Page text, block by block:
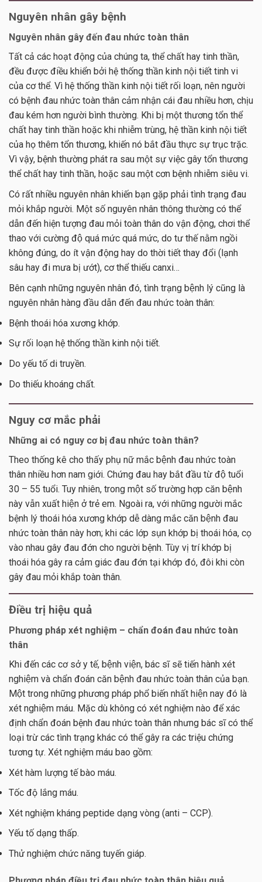
Nguyên nhân gây bệnh
Nguyên nhân gây đến đau nhức toàn thân
Tất cả các hoạt động của chúng ta, thể chất hay tinh thần,
đều được điều khiển bởi hệ thống thần kinh nội tiết tinh vi
của cơ thể. Vì hệ thống thần kinh nội tiết rối loạn, nên người
có bệnh đau nhức toàn thân cảm nhận cái đau nhiều hơn, chịu
đau kém hơn người bình thường. Khi bị một thương tổn thể
chất hay tinh thần hoặc khi nhiễm trùng, hệ thần kinh nội tiết
của họ thêm tổn thương, khiến nó bắt đầu thực sự trục trặc.
Vì vậy, bệnh thường phát ra sau một sự việc gây tổn thương
thể chất hay tinh thần, hoặc sau một cơn bệnh nhiễm siêu vi.
Có rất nhiều nguyên nhân khiến bạn gặp phải tình trạng đau
mỏi khắp người. Một số nguyên nhân thông thường có thể
dẫn đến hiện tượng đau mỏi toàn thân do vận động, chơi thể
thao với cường độ quá mức quá mức, do tư thế nằm ngồi
không đúng, do ít vận động hay do thời tiết thay đổi (lạnh
sâu hay đi mưa bị ướt), cơ thể thiếu canxi…
Bên cạnh những nguyên nhân đó, tình trạng bệnh lý cũng là
nguyên nhân hàng đầu dẫn đến đau nhức toàn thân:
Bệnh thoái hóa xương khớp.
Sự rối loạn hệ thống thần kinh nội tiết.
Do yếu tố di truyền.
Do thiếu khoáng chất.
Nguy cơ mắc phải
Những ai có nguy cơ bị đau nhức toàn thân?
Theo thống kê cho thấy phụ nữ mắc bệnh đau nhức toàn
thân nhiều hơn nam giới. Chứng đau hay bắt đầu từ độ tuổi
30 – 55 tuổi. Tuy nhiên, trong một số trường hợp căn bệnh
này vẫn xuất hiện ở trẻ em. Ngoài ra, với những người mắc
bệnh lý thoái hóa xương khớp dễ dàng mắc căn bệnh đau
nhức toàn thân này hơn; khi các lớp sụn khớp bị thoái hóa, cọ
vào nhau gây đau đớn cho người bệnh. Tùy vị trí khớp bị
thoái hóa gây ra cảm giác đau đớn tại khớp đó, đôi khi còn
gây đau mỏi khắp toàn thân.
Điều trị hiệu quả
Phương pháp xét nghiệm – chẩn đoán đau nhức toàn
thân
Khi đến các cơ sở y tế, bệnh viện, bác sĩ sẽ tiến hành xét
nghiệm và chẩn đoán căn bệnh đau nhức toàn thân của bạn.
Một trong những phương pháp phổ biến nhất hiện nay đó là
xét nghiệm máu. Mặc dù không có xét nghiệm nào để xác
định chẩn đoán bệnh đau nhức toàn thân nhưng bác sĩ có thể
loại trừ các tình trạng khác có thể gây ra các triệu chứng
tương tự. Xét nghiệm máu bao gồm:
Xét hàm lượng tế bào máu.
Tốc độ lắng máu.
Xét nghiệm kháng peptide dạng vòng (anti – CCP).
Yếu tố dạng thấp.
Thử nghiệm chức năng tuyến giáp.